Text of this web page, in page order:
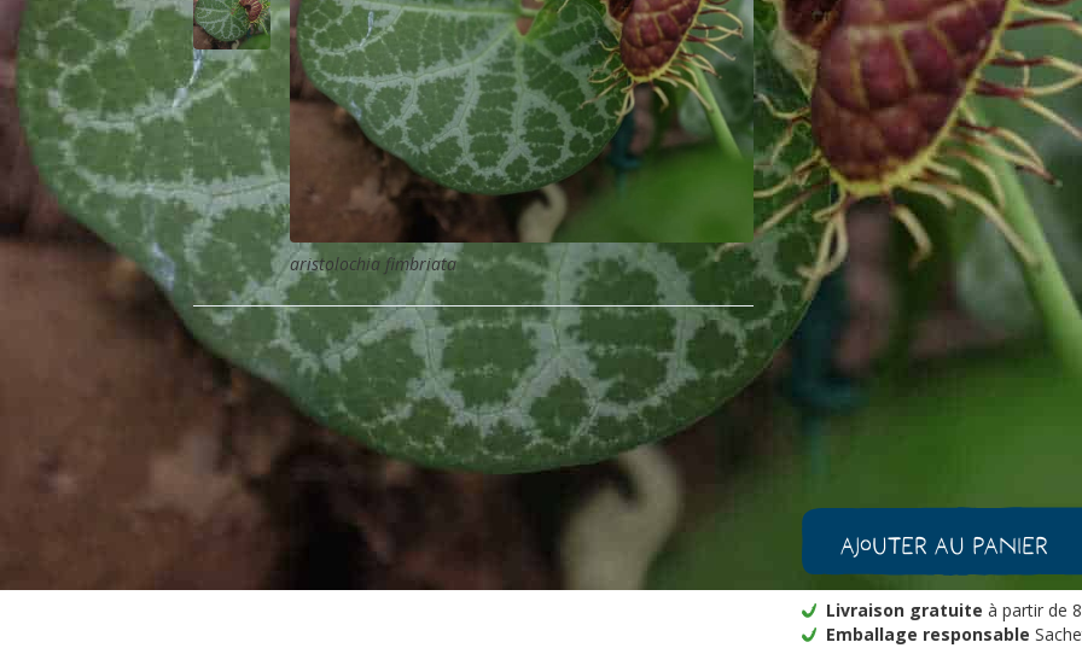
aristolochia fimbriata
Cette plante va ravir les
tropicales car elle est assez facile
originalité. Les fleurs, apétales et
calice de forme incurvé, en forme
de couleur marron et veiné de blanc
Il faut cultiver cette espèce en pot
Description détaillée
Conditionnement : 20 graines
Minimum de graines par sachet : 20
Surface couverte : 2 m²
-
de
Aristolochia
fimbriata
Bio
Ajouter au panier
Livraison gratuite à partir de
Emballage responsable